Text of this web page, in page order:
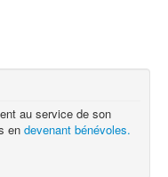
au service de son
en devenant bénévoles.